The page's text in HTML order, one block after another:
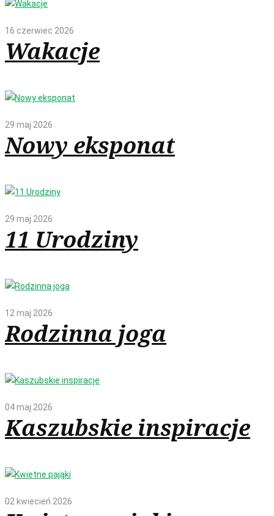
16 czerwiec 2026
Wakacje
29 maj 2026
Nowy eksponat
29 maj 2026
11 Urodziny
12 maj 2026
Rodzinna joga
04 maj 2026
Kaszubskie inspiracje
02 kwiecień 2026